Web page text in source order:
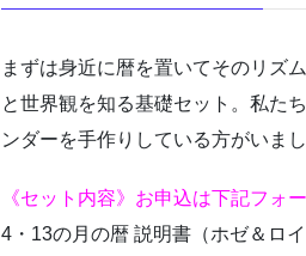
まずは身近に暦を置いてそのリズ
と世界観を知る基礎セット。私た
ンダーを手作りしている方がいまし
《セット内容》お申込は下記フォ
4・13の月の暦 説明書（ホゼ＆ロ